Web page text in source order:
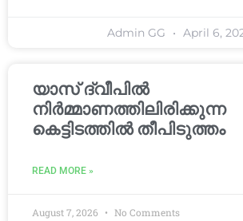
Admin GG April 6,
യാസ് ദ്വീപിൽ
നിർമ്മാണത്തിലിരിക്കുന്ന
കെട്ടിടത്തിൽ തീപിടുത്തം
READ MORE »
August 7, 2026 No Comments